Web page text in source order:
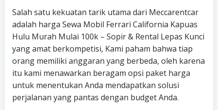
Salah satu kekuatan tarik utama dari Meccarentcar
adalah harga Sewa Mobil Ferrari California Kapuas
Hulu Murah Mulai 100k – Sopir & Rental Lepas Kunci
yang amat berkompetisi, Kami paham bahwa tiap
orang memiliki anggaran yang berbeda, oleh karena
itu kami menawarkan beragam opsi paket harga
untuk menentukan Anda mendapatkan solusi
perjalanan yang pantas dengan budget Anda.